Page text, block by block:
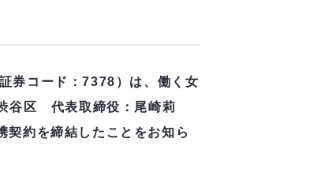
券コード：7378）は、働く女
谷区 代表取締役：尾崎莉
契約を締結したことをお知ら